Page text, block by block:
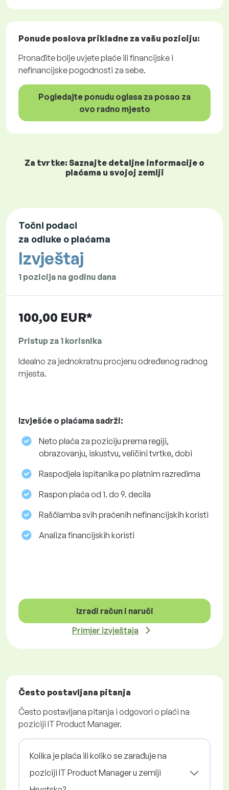
Ponude poslova prikladne za vašu poziciju:
Pronađite bolje uvjete plaće ili financijske i
nefinancijske pogodnosti za sebe.
Pogledajte ponudu oglasa za posao za
ovo radno mjesto
Za tvrtke: Saznajte detaljne informacije o
plaćama u svojoj zemlji
Točni podaci
za odluke o plaćama
Izvještaj
1 pozicija na godinu dana
100,00 EUR*
Pristup za 1 korisnika
Idealno za jednokratnu procjenu određenog radnog
mjesta.
Izvješće o plaćama sadrži:
Neto plaća za poziciju prema regiji,
obrazovanju, iskustvu, veličini tvrtke, dobi
Raspodjela ispitanika po platnim razredima
Raspon plaća od 1. do 9. decila
Raščlamba svih praćenih nefinancijskih koristi
Analiza financijskih koristi
Izradi račun i naruči
Primjer izvještaja
Često postavljana pitanja
Često postavljana pitanja i odgovori o plaći na
poziciji IT Product Manager.
Kolika je plaća ili koliko se zarađuje na
poziciji IT Product Manager u zemlji